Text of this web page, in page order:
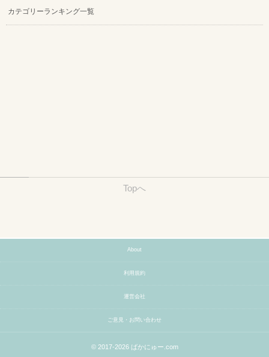
カテゴリーランキング一覧
Topへ
About
利用規約
運営会社
ご意見・お問い合わせ
© 2017-2026 ばかにゅー.com